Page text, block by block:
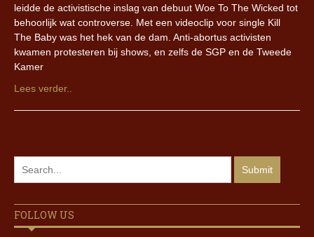
leidde de activistische inslag van debuut Woe To The Wicked tot
behoorlijk wat controverse. Met een videoclip voor single Kill
The Baby was het hek van de dam. Anti-abortus activisten
kwamen protesteren bij shows, en zelfs de SGP en de Tweede
Kamer
Lees verder..
FOLLOW US